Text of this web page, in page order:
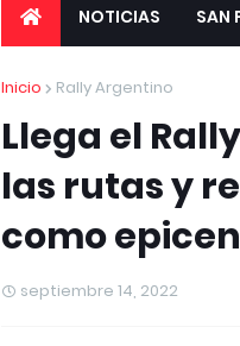
NOTICIAS SAN
Inicio Rally Argentino
Llega el
las rutas y
como
septiembre 14, 2022